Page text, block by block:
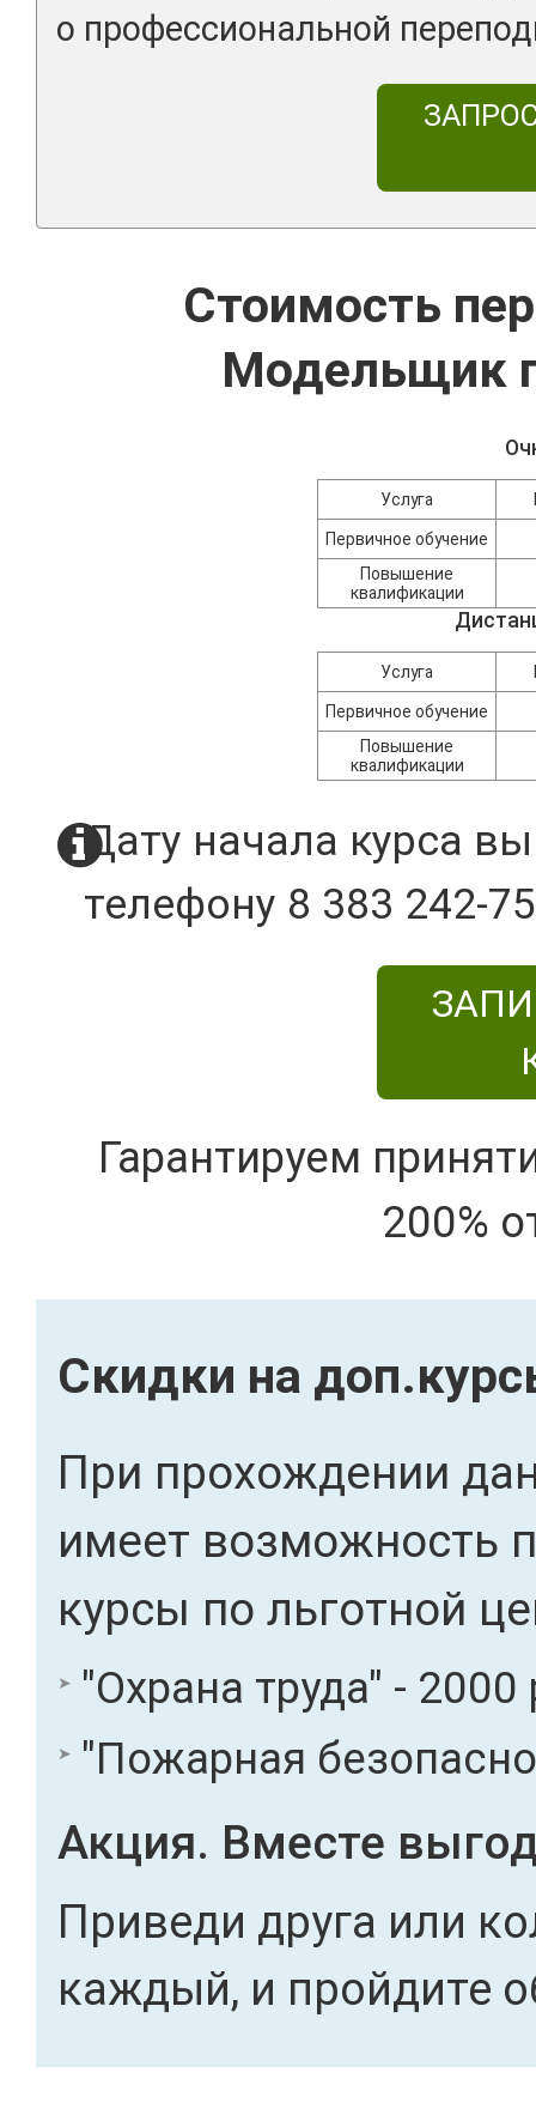
о профессиональной
Стоимость
Модельщик
Услуга
Первичное обучение
Повышение
квалификации
Услуга
Первичное обучение
Повышение
квалификации
Дату начала курса
телефону 8 383 242-
Гарантируем
200%
Скидки на
При прохождении
имеет возможность
курсы по льготной
"Охрана труда" - 2000
"Пожарная
Акция. Вместе
Приведи друга или
каждый, и пройдите